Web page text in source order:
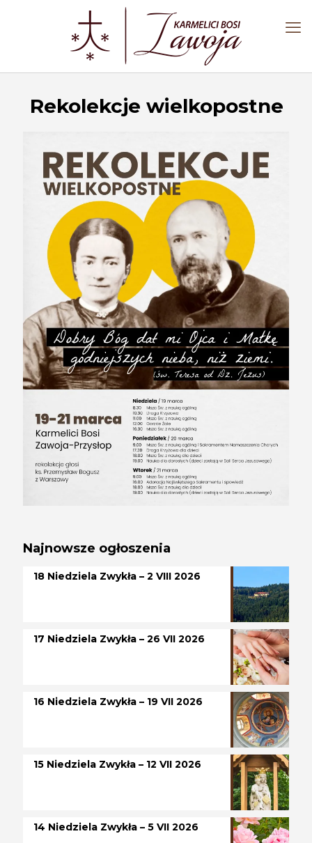
Rekolekcje wielkopostne
Najnowsze ogłoszenia
18 Niedziela Zwykła – 2 VIII 2026
17 Niedziela Zwykła – 26 VII 2026
16 Niedziela Zwykła – 19 VII 2026
15 Niedziela Zwykła – 12 VII 2026
14 Niedziela Zwykła – 5 VII 2026